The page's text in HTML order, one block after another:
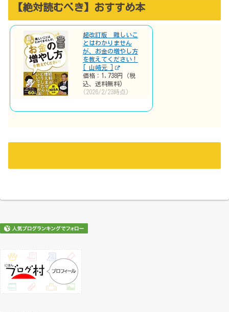
【絶対読むべき】おすすめ本
超改訂版 難しいこ
とはわかりません
が、お金の増やし方
を教えてください！
[ 山崎元 ]
価格：1,738円（税
込、送料無料)
(2026/2/23時点)